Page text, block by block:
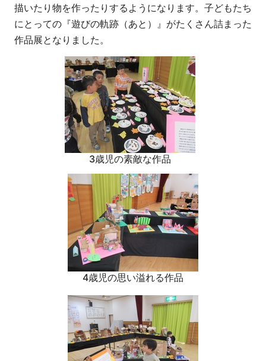
描いたり物を作ったりするようになります。子どもたち
にとっての『遊びの軌跡（あと）』がたくさん詰まった
作品展となりました。
3歳児の素敵な作品
4歳児の思い溢れる作品